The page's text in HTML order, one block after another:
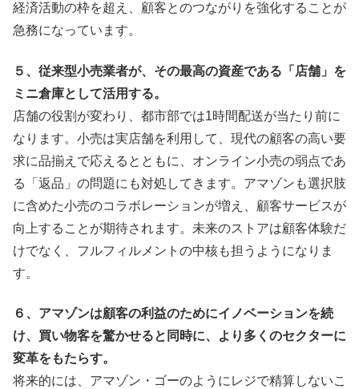
経済活動の枠を超え、顧客とのつながりを強化することが
急務になっています。
５、従来型小売業者が、その最高の資産である「店舗」を
ミニ倉庫として活用する。
店舗の役割が変わり、都市部では1時間配送が当たり前に
なります。小売は実店舗を利用して、現代の顧客の高い要
求に品揃えで応えるとともに、オンライン小売の弱点であ
る「返品」の問題にも対処してきます。アマゾンも選択肢
に含めた小売のコラボレーションが増え、顧客サービスが
向上することが期待されます。未来のストアは顧客体験だ
けでなく、フルフィルメントの中核も担うようになりま
す。
６、アマゾンは顧客の利益のためにイノベーションを続
け、買い物客を驚かせると同時に、より多くのセクターに
変革をもたらす。
将来的には、アマゾン・ゴーのようにレジで精算しないこ